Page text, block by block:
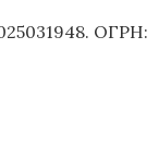
ОГРН: